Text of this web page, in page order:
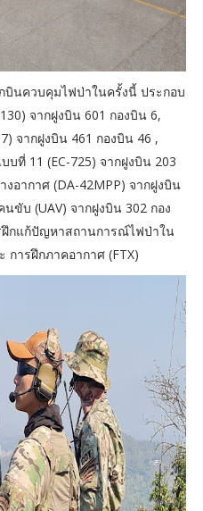
บินควบคุมไฟป่าในครั้งนี้ ประกอบ
จากฝูงบิน 601 กองบิน 6,
จากฝูงบิน 461 กองบิน 46 ,
ที่ 11 (EC-725) จากฝูงบิน 203
อากาศ (DA-42MPP) จากฝูงบิน
ขับ (UAV) จากฝูงบิน 302 กอง
ฝึกแก้ปัญหาสถานการณ์ไฟป่าใน
การฝึกภาคอากาศ (FTX)